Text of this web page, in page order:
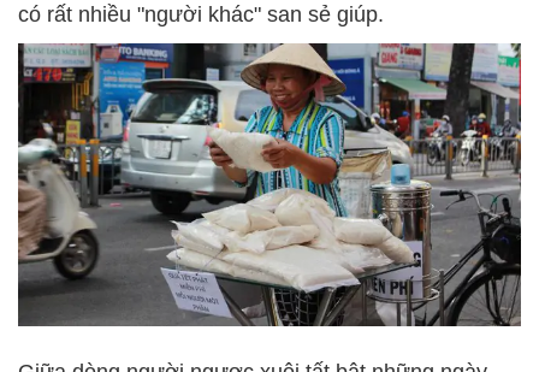
có rất nhiều "người khác" san sẻ giúp.